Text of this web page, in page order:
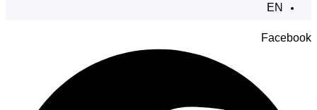
EN
Facebook